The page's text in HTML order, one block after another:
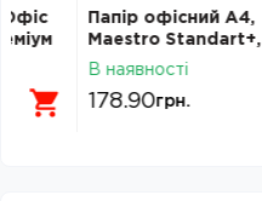
Папір офісний А4,
Mаestro Standart+, клас
B, 80 г/м2, 500 л, Mondi
В наявності
178.90грн.